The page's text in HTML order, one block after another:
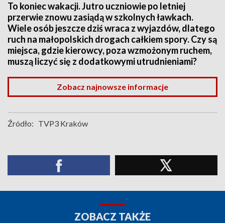
To koniec wakacji. Jutro uczniowie po letniej
przerwie znowu zasiądą w szkolnych ławkach.
Wiele osób jeszcze dziś wraca z wyjazdów, dlatego
ruch na małopolskich drogach całkiem spory. Czy są
miejsca, gdzie kierowcy, poza wzmożonym ruchem,
muszą liczyć się z dodatkowymi utrudnieniami?
Zobacz najnowsze informacje
Źródło: TVP3 Kraków
ZOBACZ TAKŻE